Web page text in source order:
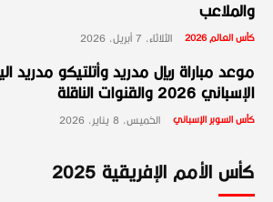
والملاعب
كأس العالم 2026 الثلاثاء، 7 أبريل، 2026
موعد مباراة ريال مدريد وأتلتيكو مدريد
الإسباني 2026 والقنوات الناقلة
كأس السوبر الإسباني الخميس، 8 يناير، 2026
كأس الأمم الإفريقية 2025